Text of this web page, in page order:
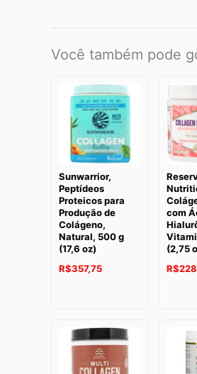
Você também pode
Sunwarrior,
Peptídeos
Proteicos para
Produção de
Colágeno,
Natural, 500 g
(17,6 oz)
R$357,75
com
(2,75
R$